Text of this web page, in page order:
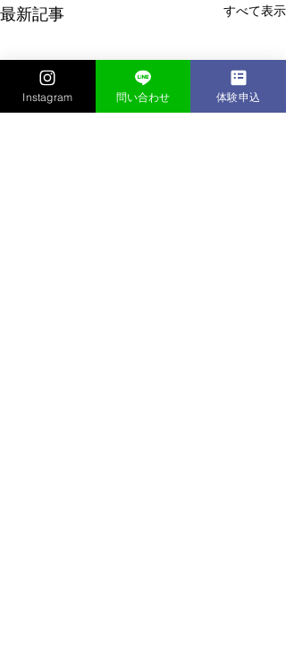
最新記事 すべて表示
Instagram 問い合わせ 体験申込